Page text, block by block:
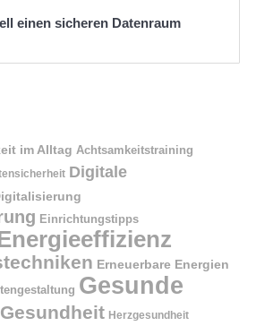
einen sicheren Datenraum
im Alltag Achtsamkeitstraining
Digitale
Einrichtungstipps
Erneuerbare Energien
Gesunde
Gesundheit Herzgesundheit